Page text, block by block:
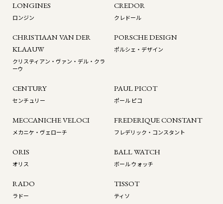
LONGINES
ロンジン
CREDOR
クレドール
CHRISTIAAN VAN DER
KLAAUW
クリスティアン・ヴァン・デル・クラ
ーウ
PORSCHE DESIGN
ポルシェ・デザイン
CENTURY
センチュリー
PAUL PICOT
ポール ピコ
MECCANICHE VELOCI
メカニケ・ヴェローチ
FREDERIQUE CONSTANT
フレデリック・コンスタント
ORIS
オリス
BALL WATCH
ボール ウォッチ
RADO
ラドー
TISSOT
ティソ